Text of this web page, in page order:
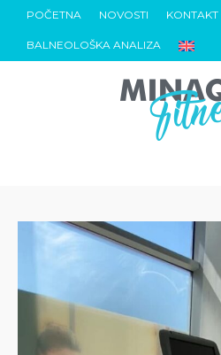
POČETNA NOVOSTI KONTAKT
BALNEOLOŠKA ANALIZA